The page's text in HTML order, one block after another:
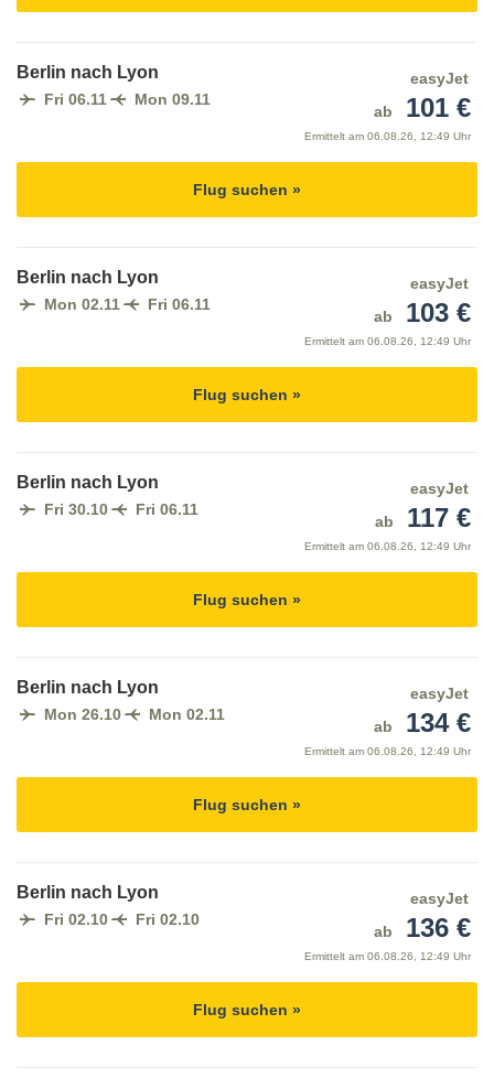
Berlin nach Lyon
Fri 06.11 Mon 09.11
easyJet
ab
101 €
Ermittelt am 06.08.26, 12:49 Uhr
Flug suchen »
Berlin nach Lyon
Mon 02.11 Fri 06.11
easyJet
ab
103 €
Ermittelt am 06.08.26, 12:49 Uhr
Flug suchen »
Berlin nach Lyon
Fri 30.10 Fri 06.11
easyJet
ab
117 €
Ermittelt am 06.08.26, 12:49 Uhr
Flug suchen »
Berlin nach Lyon
Mon 26.10 Mon 02.11
easyJet
ab
134 €
Ermittelt am 06.08.26, 12:49 Uhr
Flug suchen »
Berlin nach Lyon
Fri 02.10 Fri 02.10
easyJet
ab
136 €
Ermittelt am 06.08.26, 12:49 Uhr
Flug suchen »